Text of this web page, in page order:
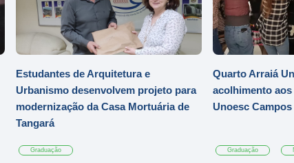
Estudantes de Arquitetura e
Urbanismo desenvolvem projeto para
modernização da Casa Mortuária de
Tangará
Graduação
Quarto Arraiá
acolhimento
Unoesc
Graduação